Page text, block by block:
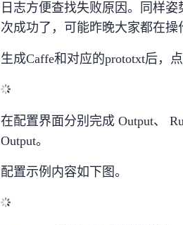
日志方便查找失败原因。同样
次成功了，可能昨晚大家都在操
生成Caffe和对应的prototxt后，
在配置界面分别完成 Output、
Output。
配置示例内容如下图。